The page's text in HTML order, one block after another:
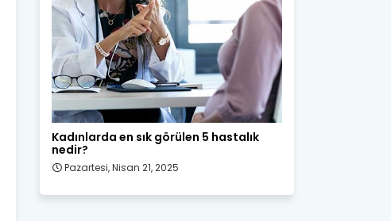
Kadın Sağlığı
Kadınlarda en sık görülen 5 hastalık
nedir?
Pazartesi, Nisan 21, 2025